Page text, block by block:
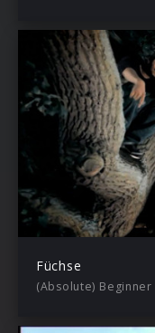
Füchse
(Absolute) Beginner